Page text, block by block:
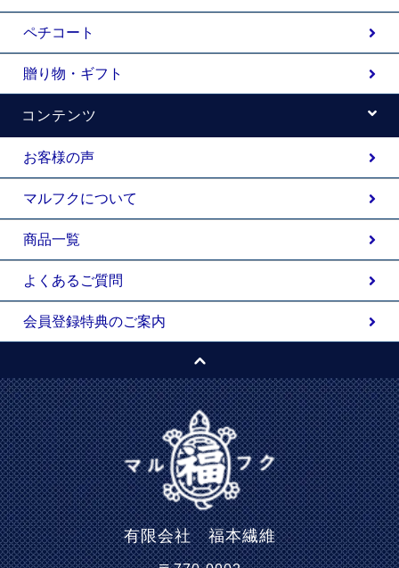
ペチコート
贈り物・ギフト
コンテンツ
お客様の声
マルフクについて
商品一覧
よくあるご質問
会員登録特典のご案内
有限会社 福本繊維